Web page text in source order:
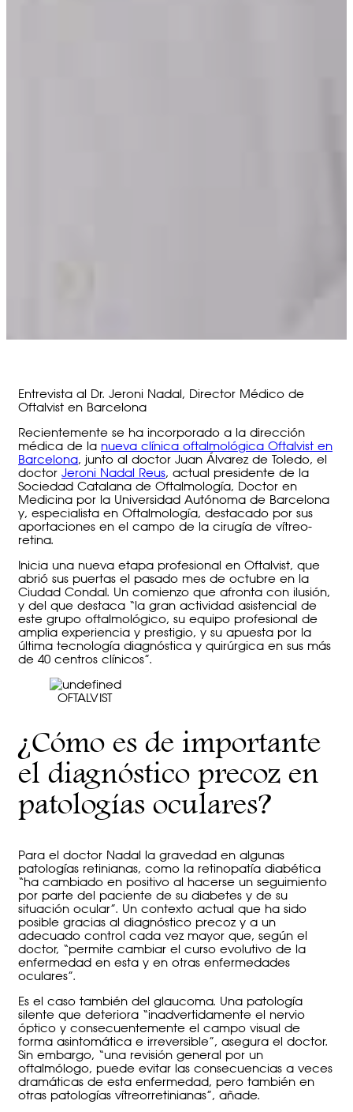
Entrevista al Dr. Jeroni Nadal, Director Médico de
Oftalvist en Barcelona
Recientemente se ha incorporado a la dirección
médica de la nueva clínica oftalmológica Oftalvist en
Barcelona, junto al doctor Juan Álvarez de Toledo, el
doctor Jeroni Nadal Reus, actual presidente de la
Sociedad Catalana de Oftalmología, Doctor en
Medicina por la Universidad Autónoma de Barcelona
y, especialista en Oftalmología, destacado por sus
aportaciones en el campo de la cirugía de vítreo-
retina.
Inicia una nueva etapa profesional en Oftalvist, que
abrió sus puertas el pasado mes de octubre en la
Ciudad Condal. Un comienzo que afronta con ilusión,
y del que destaca “la gran actividad asistencial de
este grupo oftalmológico, su equipo profesional de
amplia experiencia y prestigio, y su apuesta por la
última tecnología diagnóstica y quirúrgica en sus más
de 40 centros clínicos”.
OFTALVIST
¿Cómo es de importante
el diagnóstico precoz en
patologías oculares?
Para el doctor Nadal la gravedad en algunas
patologías retinianas, como la retinopatía diabética
“ha cambiado en positivo al hacerse un seguimiento
por parte del paciente de su diabetes y de su
situación ocular”. Un contexto actual que ha sido
posible gracias al diagnóstico precoz y a un
adecuado control cada vez mayor que, según el
doctor, “permite cambiar el curso evolutivo de la
enfermedad en esta y en otras enfermedades
oculares”.
Es el caso también del glaucoma. Una patología
silente que deteriora “inadvertidamente el nervio
óptico y consecuentemente el campo visual de
forma asintomática e irreversible”, asegura el doctor.
Sin embargo, “una revisión general por un
oftalmólogo, puede evitar las consecuencias a veces
dramáticas de esta enfermedad, pero también en
otras patologías vítreorretinianas”, añade.